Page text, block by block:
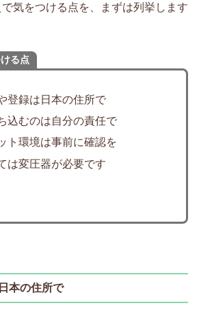
気をつける点を、まずは列挙します
る点
登録は日本の住所で
込むのは自分の責任で
ト環境は事前に確認を
は変圧器が必要です
本の住所で